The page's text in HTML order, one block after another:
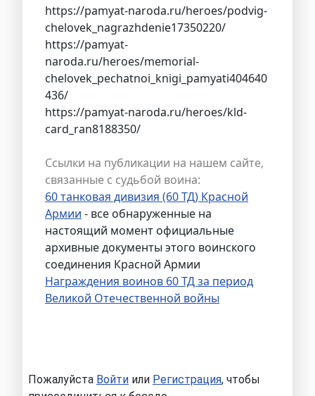
https://pamyat-naroda.ru/heroes/podvig-
chelovek_nagrazhdenie17350220/
https://pamyat-
naroda.ru/heroes/memorial-
chelovek_pechatnoi_knigi_pamyati404640
436/
https://pamyat-naroda.ru/heroes/kld-
card_ran8188350/
Ссылки на публикации на нашем сайте,
связанные с судьбой воина:
60 танковая дивизия (60 ТД) Красной
Армии - все обнаруженные на
настоящий момент официальные
архивные документы этого воинского
соединения Красной Армии
Награждения воинов 60 ТД за период
Великой Отечественной войны
Пожалуйста Войти или Регистрация, чтобы